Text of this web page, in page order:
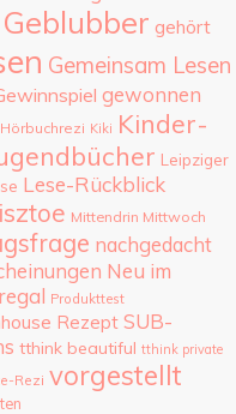
Geblubber gehört
Gemeinsam Lesen
gewonnen
Hörbuchrezi Kiki Kinder-
Leipziger
Lese-Rückblick
Mittendrin Mittwoch
nachgedacht
Neu im
Produkttest
Rezept SUB-
tthink beautiful tthink private
Rezi vorgestellt